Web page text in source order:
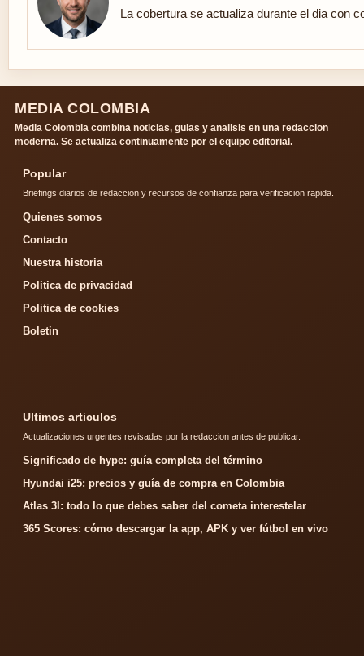
La cobertura se actualiza durante el dia con
MEDIA COLOMBIA
Media Colombia combina noticias, guias y analisis en una redaccion
moderna. Se actualiza continuamente por el equipo editorial.
Popular
Briefings diarios de redaccion y recursos de confianza para verificacion rapida.
Quienes somos
Contacto
Nuestra historia
Politica de privacidad
Politica de cookies
Boletin
Ultimos articulos
Actualizaciones urgentes revisadas por la redaccion antes de publicar.
Significado de hype: guía completa del término
Hyundai i25: precios y guía de compra en Colombia
Atlas 3I: todo lo que debes saber del cometa interestelar
365 Scores: cómo descargar la app, APK y ver fútbol en vivo